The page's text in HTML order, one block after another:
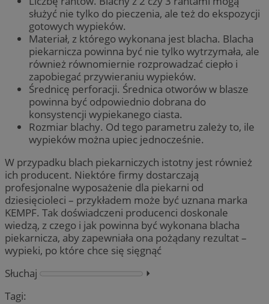
służyć nie tylko do pieczenia, ale też do ekspozycji
gotowych wypieków.
Materiał, z którego wykonana jest blacha. Blacha
piekarnicza powinna być nie tylko wytrzymała, ale
również równomiernie rozprowadzać ciepło i
zapobiegać przywieraniu wypieków.
Średnicę perforacji. Średnica otworów w blasze
powinna być odpowiednio dobrana do
konsystencji wypiekanego ciasta.
Rozmiar blachy. Od tego parametru zależy to, ile
wypieków można upiec jednocześnie.
W przypadku blach piekarniczych istotny jest również
ich producent. Niektóre firmy dostarczają
profesjonalne wyposażenie dla piekarni od
dziesięcioleci – przykładem może być uznana marka
KEMPF. Tak doświadczeni producenci doskonale
wiedzą, z czego i jak powinna być wykonana blacha
piekarnicza, aby zapewniała ona pożądany rezultat –
wypieki, po które chce się sięgnąć
Słuchaj
⏵︎
Tagi: